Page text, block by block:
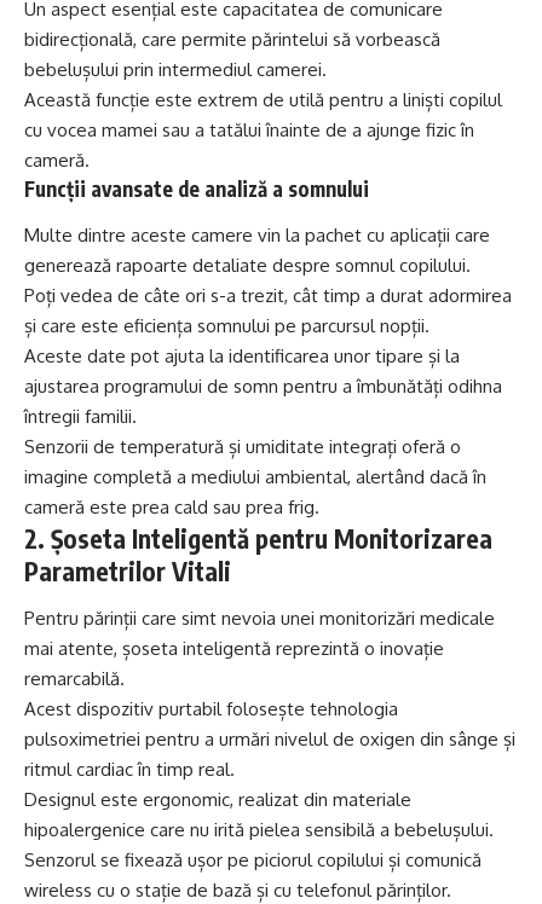
Un aspect esențial este capacitatea de comunicare
bidirecțională, care permite părintelui să vorbească
bebelușului prin intermediul camerei.
Această funcție este extrem de utilă pentru a liniști copilul
cu vocea mamei sau a tatălui înainte de a ajunge fizic în
cameră.
Funcții avansate de analiză a somnului
Multe dintre aceste camere vin la pachet cu aplicații care
generează rapoarte detaliate despre somnul copilului.
Poți vedea de câte ori s-a trezit, cât timp a durat adormirea
și care este eficiența somnului pe parcursul nopții.
Aceste date pot ajuta la identificarea unor tipare și la
ajustarea programului de somn pentru a îmbunătăți odihna
întregii familii.
Senzorii de temperatură și umiditate integrați oferă o
imagine completă a mediului ambiental, alertând dacă în
cameră este prea cald sau prea frig.
2. Șoseta Inteligentă pentru Monitorizarea
Parametrilor Vitali
Pentru părinții care simt nevoia unei monitorizări medicale
mai atente, șoseta inteligentă reprezintă o inovație
remarcabilă.
Acest dispozitiv purtabil folosește tehnologia
pulsoximetriei pentru a urmări nivelul de oxigen din sânge și
ritmul cardiac în timp real.
Designul este ergonomic, realizat din materiale
hipoalergenice care nu irită pielea sensibilă a bebelușului.
Senzorul se fixează ușor pe piciorul copilului și comunică
wireless cu o stație de bază și cu telefonul părinților.